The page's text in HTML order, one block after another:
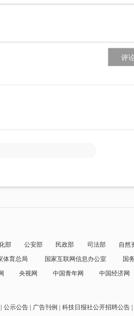
评
部 公安部 民政部 司法部 自然
体育总局 国家互联网信息办公室 国
央视网 中国青年网 中国经济网
公示公告 广告刊例 科技日报社公开招聘公告